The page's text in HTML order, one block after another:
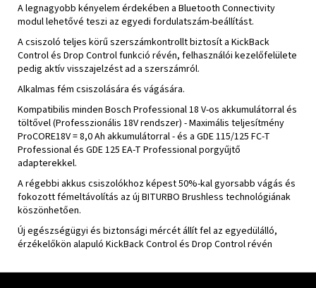
A legnagyobb kényelem érdekében a Bluetooth Connectivity
modul lehetővé teszi az egyedi fordulatszám-beállítást.
A csiszoló teljes körű szerszámkontrollt biztosít a KickBack
Control és Drop Control funkció révén, felhasználói kezelőfelülete
pedig aktív visszajelzést ad a szerszámról.
Alkalmas fém csiszolására és vágására.
Kompatibilis minden Bosch Professional 18 V-os akkumulátorral és
töltővel (Professzionális 18V rendszer) - Maximális teljesítmény
ProCORE18V = 8,0 Ah akkumulátorral - és a GDE 115/125 FC-T
Professional és GDE 125 EA-T Professional porgyűjtő
adapterekkel.
A régebbi akkus csiszolókhoz képest 50%-kal gyorsabb vágás és
fokozott fémeltávolítás az új BITURBO Brushless technológiának
köszönhetően.
Új egészségügyi és biztonsági mércét állít fel az egyedülálló,
érzékelőkön alapuló KickBack Control és Drop Control révén